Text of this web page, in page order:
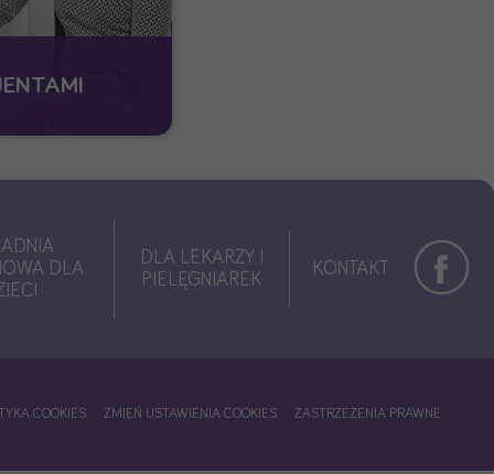
DLA
DLA LEKARZY I
PIELĘGNIAREK
KONTAKT
COOKIES ZMIEŃ USTAWIENIA COOKIES ZASTRZEŻENIA PRAWNE